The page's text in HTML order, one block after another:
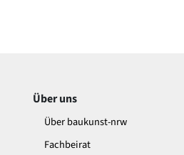
Über uns
Über baukunst-nrw
Fachbeirat